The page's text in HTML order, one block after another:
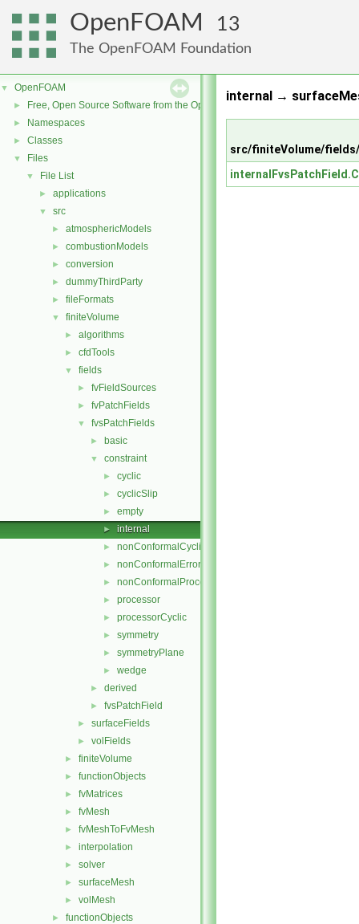
OpenFOAM 13
The OpenFOAM Foundation
▼ OpenFOAM
► Free, Open Source Software from the OpenFOAM Foundation
► Namespaces
► Classes
▼ Files
▼ File List
► applications
▼ src
► atmosphericModels
► combustionModels
► conversion
► dummyThirdParty
► fileFormats
▼ finiteVolume
► algorithms
► cfdTools
▼ fields
► fvFieldSources
► fvPatchFields
▼ fvsPatchFields
► basic
▼ constraint
► cyclic
► cyclicSlip
► empty
► internal
► nonConformalCyclic
► nonConformalError
► nonConformalProcessorCyclic
► processor
► processorCyclic
► symmetry
► symmetryPlane
► wedge
► derived
► fvsPatchField
► surfaceFields
► volFields
► finiteVolume
► functionObjects
► fvMatrices
► fvMesh
► fvMeshToFvMesh
► interpolation
► solver
► surfaceMesh
► volMesh
► functionObjects
internal →
src/finiteVolume/
internalFvsPatchField.C